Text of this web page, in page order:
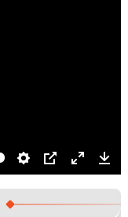
Settings
PIP Enter